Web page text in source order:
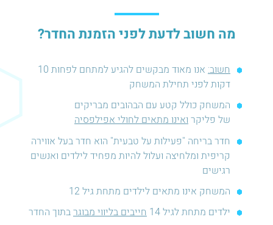
מה חשוב לדעת לפני הזמנת החדר?
חשוב:
אנו מאוד מבקשים להגיע למתחם לפחות 10
דקות לפני תחילת המשחק
המשחק כולל קטע עם הבהובים מבריקים
של פליקרואינו מתאים לחולי אפילפסיה
חדר בריחה "פעילות על טבעית" הוא חדר בעל אווירה
קריפית ומלחיצה ועלול להיות מפחיד לילדים ואנשים
רגישים
המשחק אינו מתאים לילדים מתחת גיל 12
ילדים מתחת לגיל 14
חייבים בליווי מבוגרבתוך החדר